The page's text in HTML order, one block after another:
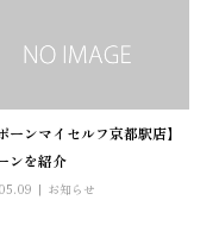
ーンマイセルフ京都駅店】
ンを紹介
お知らせ